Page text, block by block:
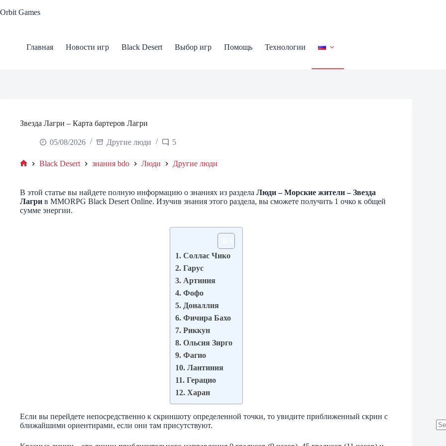
to
Orbit Games
Главная Новости игр Black Desert Выбор игр Помощь Технологии
Звезда Лагри – Карта бартеров Лагри
05/08/2026 Другие люди 5
Black Desert знания bdo Люди Другие люди
В этой статье вы найдете полную информацию о знаниях из раздела Люди – Морские жители – Звезда
Лагри в MMORPG Black Desert Online. Изучив знания этого раздела, вы сможете получить 1 очко к общей
сумме энергии.
1. Соллас Чико
2. Гарус
3. Артиния
4. Фофо
5. Доналлия
6. Фичира Бахо
7. Риккун
8. Ольсия Зирго
9. Фагио
10. Лантиния
11. Герацио
12. Харан
Если вы перейдете непосредственно к скриншоту определенной точки, то увидите приближенный скрин с
ближайшими ориентирами, если они там присутствуют.